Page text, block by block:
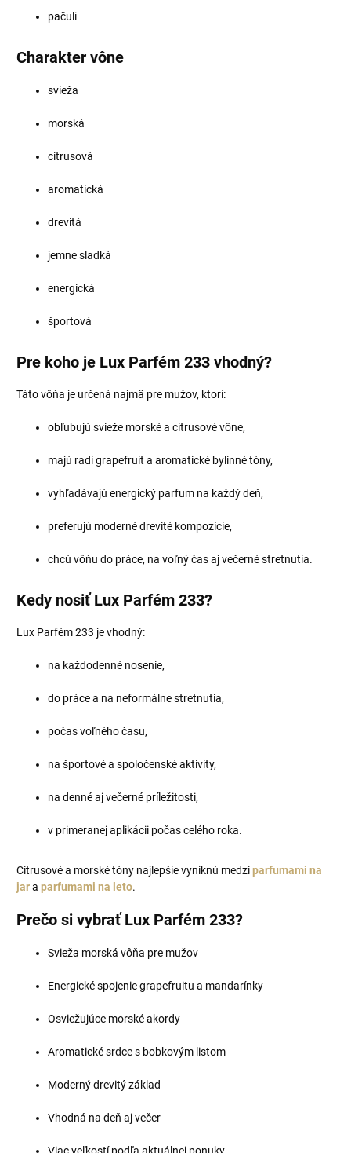
pačuli
Charakter vône
svieža
morská
citrusová
aromatická
drevitá
jemne sladká
energická
športová
Pre koho je Lux Parfém 233 vhodný?
Táto vôňa je určená najmä pre mužov, ktorí:
obľubujú svieže morské a citrusové vône,
majú radi grapefruit a aromatické bylinné tóny,
vyhľadávajú energický parfum na každý deň,
preferujú moderné drevité kompozície,
chcú vôňu do práce, na voľný čas aj večerné stretnutia.
Kedy nosiť Lux Parfém 233?
Lux Parfém 233 je vhodný:
na každodenné nosenie,
do práce a na neformálne stretnutia,
počas voľného času,
na športové a spoločenské aktivity,
na denné aj večerné príležitosti,
v primeranej aplikácii počas celého roka.
Citrusové a morské tóny najlepšie vyniknú medziparfumami na
jara parfumami na leto.
Prečo si vybrať Lux Parfém 233?
Svieža morská vôňa pre mužov
Energické spojenie grapefruitu a mandarínky
Osviežujúce morské akordy
Aromatické srdce s bobkovým listom
Moderný drevitý základ
Vhodná na deň aj večer
Viac veľkostí podľa aktuálnej ponuky